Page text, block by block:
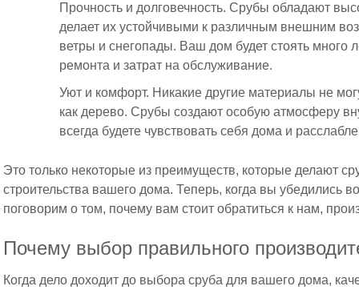
Прочность и долговечность. Срубы обладают
делает их устойчивыми к различным внешним
ветры и снегопады. Ваш дом будет стоять много
ремонта и затрат на обслуживание.
Уют и комфорт. Никакие другие материалы не
как дерево. Срубы создают особую атмосферу
всегда будете чувствовать себя дома и
Это только некоторые из преимуществ, которые делают
строительства вашего дома. Теперь, когда вы убедились
поговорим о том, почему вам стоит обратиться к нам,
Почему выбор правильного
Когда дело доходит до выбора сруба для вашего дома,